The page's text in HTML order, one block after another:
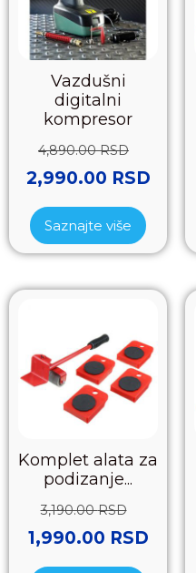
Vazdušni
digitalni
kompresor
4,890.00RSD
2,990.00 RSD
Saznajte više
Komplet alata za
podizanje...
3,190.00RSD
1,990.00 RSD